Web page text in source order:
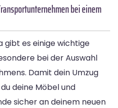
bei einem
gibt es einige wichtige
bei der Auswahl
Damit dein Umzug
deine Möbel und
sicher an deinem neuen